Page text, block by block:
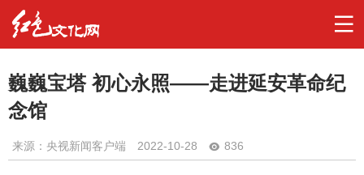
巍巍宝塔 初心永照——走进延安革命纪
念馆
来源：央视新闻客户端 2022-10-28 836